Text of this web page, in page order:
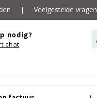
| Veelgestelde vragen
nodig?
chat